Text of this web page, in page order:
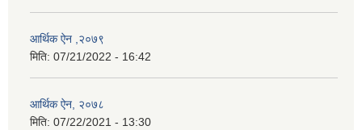
आर्थिक ऐन ,२०७९
मिति: 07/21/2022 - 16:42
आर्थिक ऐन, २०७८
मिति: 07/22/2021 - 13:30